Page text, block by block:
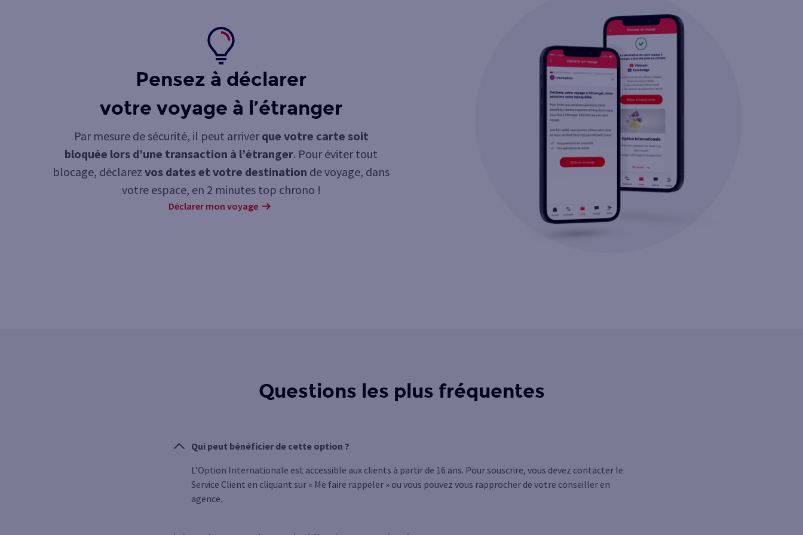
Pensez à déclarer
votre voyage à l’étranger
Par mesure de sécurité, il peut arriverque votre carte soit
bloquée lors d’une transaction à l’étranger. Pour éviter tout
blocage, déclarez vos dates et votre destination de voyage, dans
votre espace, en 2 minutes top chrono !
Déclarer mon voyage
Questions les plus fréquentes
Qui peut bénéficier de cette option ?
L’Option Internationale est accessible aux clients à partir de 16 ans. Pour souscrire, vous devez contacter le
Service Client en cliquant sur « Me faire rappeler » ou vous pouvez vous rapprocher de votre conseiller en
agence.